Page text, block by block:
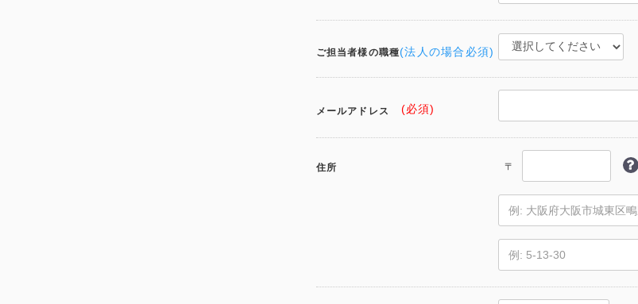
ご担当者様の職種(法人の場合必須)
メールアドレス (必須)
住所 〒